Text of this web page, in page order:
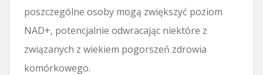
poszczególne osoby mogą zwiększyć poziom
NAD+, potencjalnie odwracając niektóre z
związanych z wiekiem pogorszeń zdrowia
komórkowego.